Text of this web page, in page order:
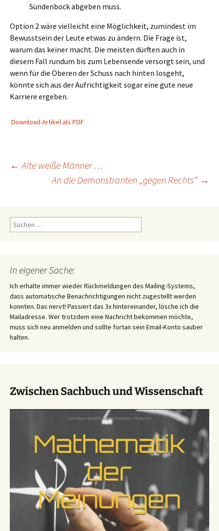
Sündenbock abgeben muss.
Option 2 wäre vielleicht eine Möglichkeit, zumindest im
Bewusstsein der Leute etwas zu ändern. Die Frage ist,
warum das keiner macht. Die meisten dürften auch in
diesem Fall rundum bis zum Lebensende versorgt sein, und
wenn für die Oberen der Schuss nach hinten losgeht,
könnte sich aus der Aufrichtigkeit sogar eine gute neue
Karriere ergeben.
Download Artikel als PDF
Beitragsnavigation
← Alte weiße Männer …
An die Demonstranten „gegen Rechts“ →
Suchen
nach:
In eigener Sache:
Ich erhalte immer wieder Rückmeldungen des Mailing-Systems,
dass automatische Benachrichtigungen nicht zugestellt werden
konnten. Das nervt! Passiert das 3x hintereinander, lösche ich die
Mailadresse. Wer trotzdem eine Nachricht bekommen möchte,
muss sich neu anmelden und sollte fortan sein Email-Konto sauber
halten.
Zwischen Sachbuch und Wissenschaft